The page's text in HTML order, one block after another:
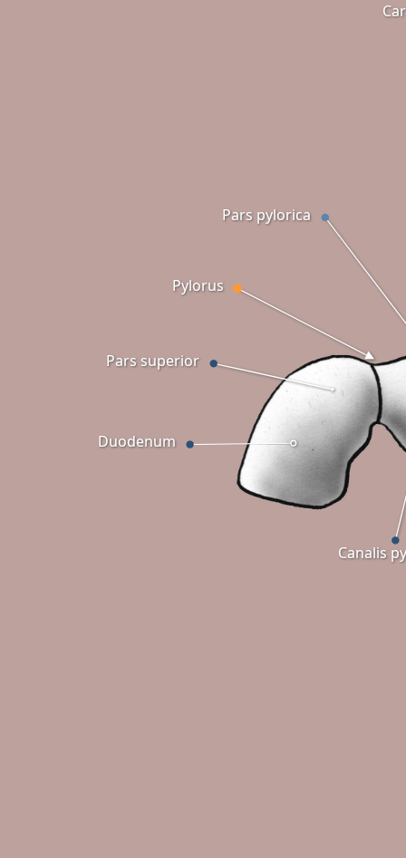
Canalis
Pars pylorica
Duodenum
Pars superior
Pylorus